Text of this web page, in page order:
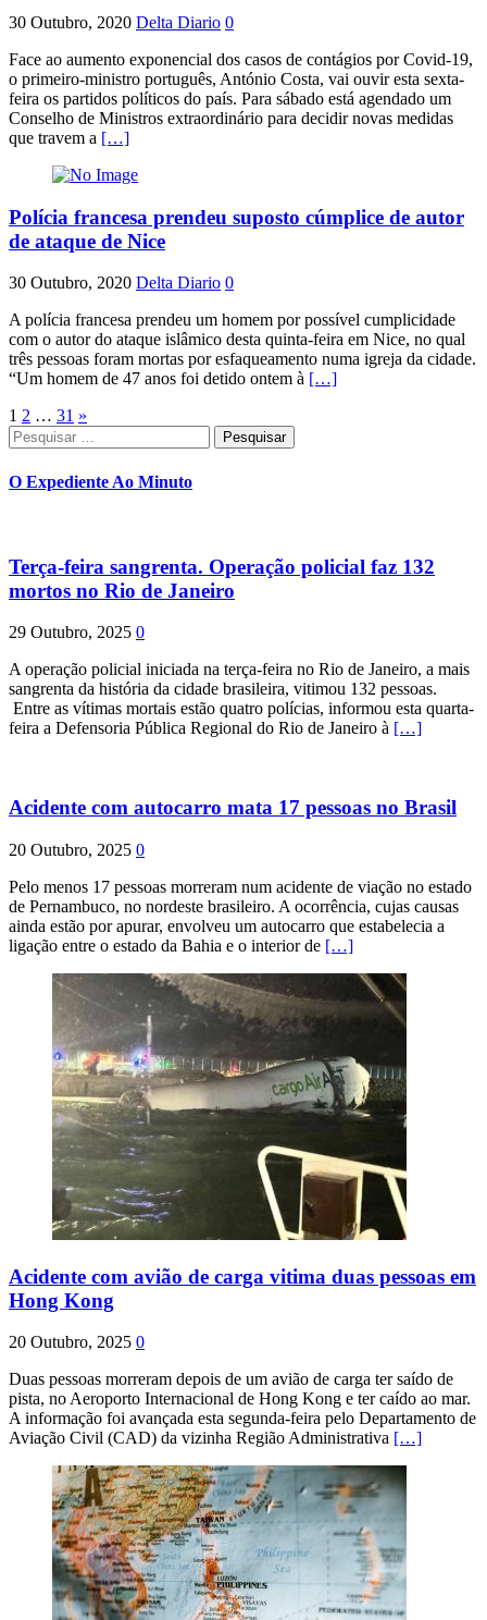
30 Outubro, 2020 Delta Diario 0
Face ao aumento exponencial dos casos de contágios por Covid-19,
o primeiro-ministro português, António Costa, vai ouvir esta sexta-
feira os partidos políticos do país. Para sábado está agendado um
Conselho de Ministros extraordinário para decidir novas medidas
que travem a […]
Polícia francesa prendeu suposto cúmplice de autor
de ataque de Nice
30 Outubro, 2020 Delta Diario 0
A polícia francesa prendeu um homem por possível cumplicidade
com o autor do ataque islâmico desta quinta-feira em Nice, no qual
três pessoas foram mortas por esfaqueamento numa igreja da cidade.
“Um homem de 47 anos foi detido ontem à […]
Paginação
dos
conteúdos
1 2 … 31 »
Pesquisar
por:
O Expediente Ao Minuto
Terça-feira sangrenta. Operação policial faz 132
mortos no Rio de Janeiro
29 Outubro, 2025 0
A operação policial iniciada na terça-feira no Rio de Janeiro, a mais
sangrenta da história da cidade brasileira, vitimou 132 pessoas.
Entre as vítimas mortais estão quatro polícias, informou esta quarta-
feira a Defensoria Pública Regional do Rio de Janeiro à […]
Acidente com autocarro mata 17 pessoas no Brasil
20 Outubro, 2025 0
Pelo menos 17 pessoas morreram num acidente de viação no estado
de Pernambuco, no nordeste brasileiro. A ocorrência, cujas causas
ainda estão por apurar, envolveu um autocarro que estabelecia a
ligação entre o estado da Bahia e o interior de […]
Acidente com avião de carga vitima duas pessoas em
Hong Kong
20 Outubro, 2025 0
Duas pessoas morreram depois de um avião de carga ter saído de
pista, no Aeroporto Internacional de Hong Kong e ter caído ao mar.
A informação foi avançada esta segunda-feira pelo Departamento de
Aviação Civil (CAD) da vizinha Região Administrativa […]